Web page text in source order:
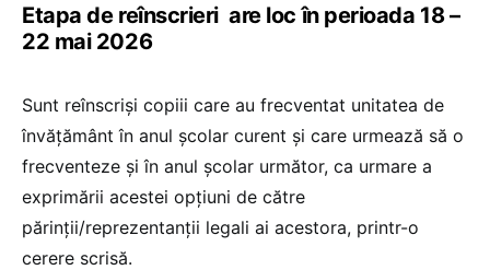
Etapa de reînscrieri are loc în perioada 18 –
22 mai 2026
Sunt reînscriși copiii care au frecventat unitatea de
învățământ în anul școlar curent și care urmează să o
frecventeze și în anul școlar următor, ca urmare a
exprimării acestei opțiuni de către
părinții/reprezentanții legali ai acestora, printr-o
cerere scrisă.